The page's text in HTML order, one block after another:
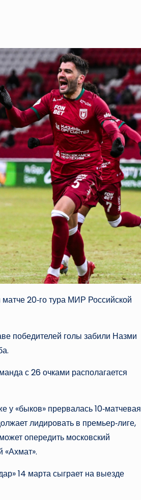
20‑го тура МИР Российской
победителей голы забили Назми
с 26 очками располагается
у «быков» прервалась 10‑матчевая
лидировать в премьер‑лиге,
опередить московский
«Ахмат».
14 марта сыграет на выезде